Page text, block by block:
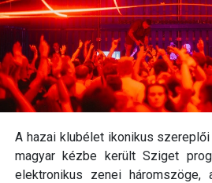
A hazai klubélet ikonikus
magyar kézbe került Sziget
elektronikus zenei